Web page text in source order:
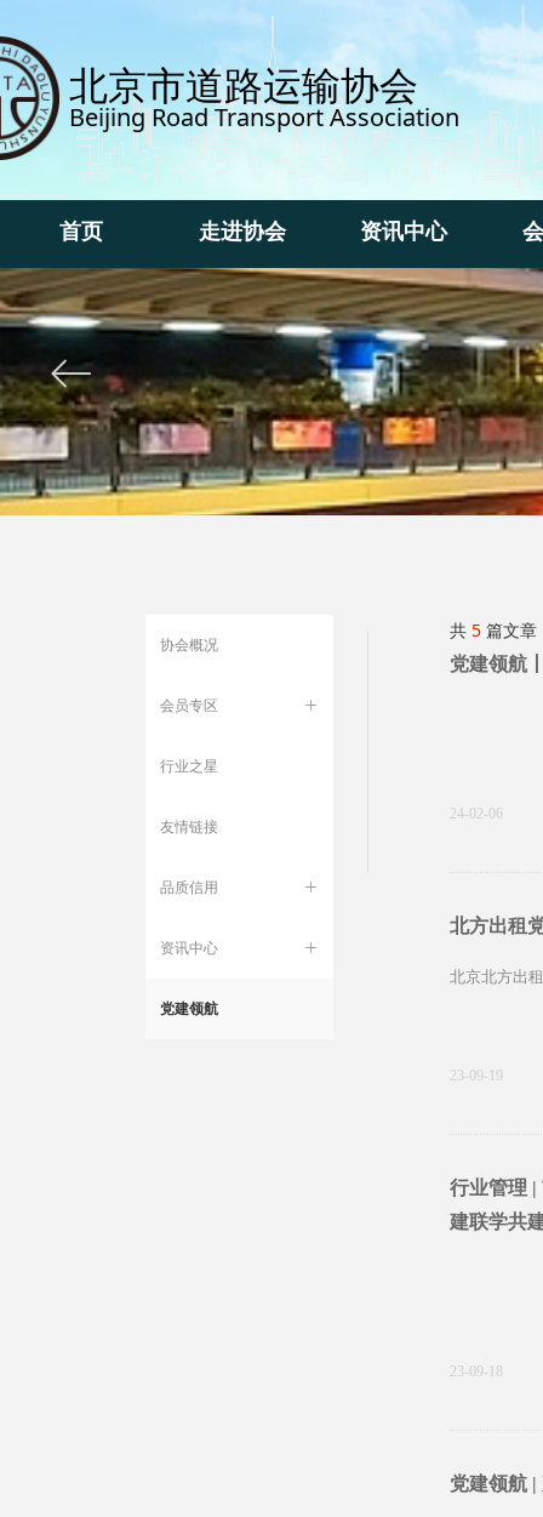
北京市道路运输协会
Beijing Road Transport Association
ꂃ
首页
首页
走进协会
走进协会
资讯中心
资讯中心
共 5 篇文章
党建领航
24-02-06
北方出租
北京北方出
23-09-19
行业管理 |
建联学共
23-09-18
党建领航
协会概况
ꄶ
会员专区
行业之星
友情链接
ꄶ
品质信用
ꄶ
资讯中心
党建领航